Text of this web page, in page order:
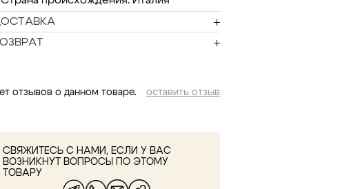
отзывов о данном товаре. оставить отзыв
СВЯЖИТЕСЬ С НАМИ, ЕСЛИ У ВАС
ВОЗНИКНУТ ВОПРОСЫ ПО ЭТОМУ
ТОВАРУ